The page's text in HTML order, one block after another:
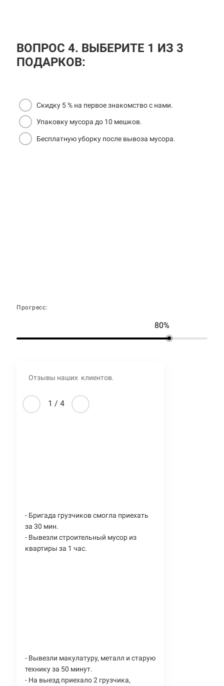
ВОПРОС 4. ВЫБЕРИТЕ 1 ИЗ 3
ПОДАРКОВ:
Скидку 5 % на первое знакомство с нами.
Упаковку мусора до 10 мешков.
Бесплатную уборку после вывоза мусора.
Прогресс:
80%
Отзывы наших клиентов.
1 / 4
- Бригада грузчиков смогла приехать
за 30 мин.
- Вывезли строительный мусор из
квартиры за 1 час.
- Вывезли макулатуру, металл и старую
технику за 50 минут.
- На выезд приехало 2 грузчика,